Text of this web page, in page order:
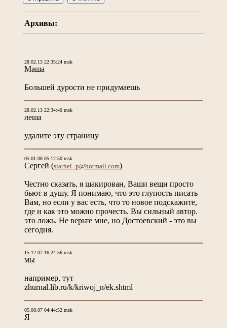
Архивы:
28.02.13 22:35:24 msk
Маша
Большей дурости не придумаешь
28.02.13 22:34:40 msk
леша
удалите эту страницу
05.01.08 05:12:50 msk
Сергей (siarhei_p@hotmail.com)
Честно сказать, я шакирован, Ваши вещи просто
бьют в душу. Я понимаю, что это глупость писать
Вам, но если у вас есть, что то новое подскажите,
где и как это можно прочесть. Вы сильный автор.
это ложь. Не верьте мне, но Достоевский - это вы
сегодня.
15.12.07 16:24:56 msk
мы
например, тут
zhurnal.lib.ru/k/kriwoj_n/ek.shtml
05.08.07 04:44:52 msk
Я